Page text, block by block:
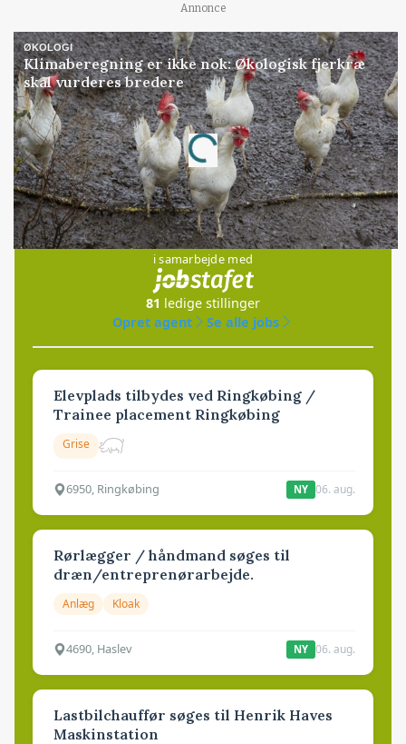
Annonce
ØKOLOGI
Klimaberegning er ikke nok: Økologisk fjerkræ
skal vurderes bredere
Annonce
Loading...
Jobs
i samarbejde med
81 ledige stillinger
Opret agent
Se alle jobs
Elevplads tilbydes ved Ringkøbing /
Trainee placement Ringkøbing
Grise
6950, Ringkøbing NY 06. aug.
Rørlægger / håndmand søges til
dræn/entreprenørarbejde.
Anlæg Kloak
4690, Haslev NY 06. aug.
Lastbilchauffør søges til Henrik Haves
Maskinstation